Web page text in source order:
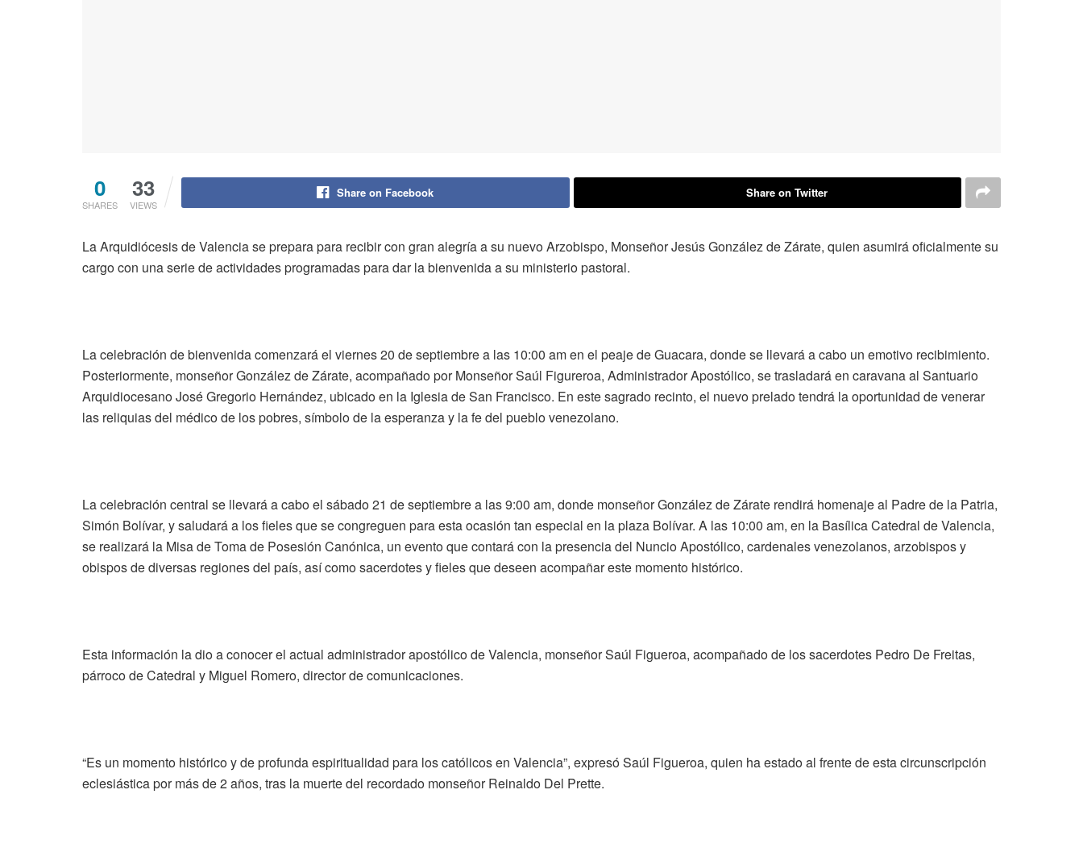
0
SHARES
33
VIEWS
Share on Facebook Share on Twitter
La Arquidiócesis de Valencia se prepara para recibir con gran alegría a su nuevo Arzobispo, Monseñor Jesús González de Zárate, quien asumirá oficialmente su
cargo con una serie de actividades programadas para dar la bienvenida a su ministerio pastoral.
La celebración de bienvenida comenzará el viernes 20 de septiembre a las 10:00 am en el peaje de Guacara, donde se llevará a cabo un emotivo recibimiento.
Posteriormente, monseñor González de Zárate, acompañado por Monseñor Saúl Figureroa, Administrador Apostólico, se trasladará en caravana al Santuario
Arquidiocesano José Gregorio Hernández, ubicado en la Iglesia de San Francisco. En este sagrado recinto, el nuevo prelado tendrá la oportunidad de venerar
las reliquias del médico de los pobres, símbolo de la esperanza y la fe del pueblo venezolano.
La celebración central se llevará a cabo el sábado 21 de septiembre a las 9:00 am, donde monseñor González de Zárate rendirá homenaje al Padre de la Patria,
Simón Bolívar, y saludará a los fieles que se congreguen para esta ocasión tan especial en la plaza Bolívar. A las 10:00 am, en la Basílica Catedral de Valencia,
se realizará la Misa de Toma de Posesión Canónica, un evento que contará con la presencia del Nuncio Apostólico, cardenales venezolanos, arzobispos y
obispos de diversas regiones del país, así como sacerdotes y fieles que deseen acompañar este momento histórico.
Esta información la dio a conocer el actual administrador apostólico de Valencia, monseñor Saúl Figueroa, acompañado de los sacerdotes Pedro De Freitas,
párroco de Catedral y Miguel Romero, director de comunicaciones.
“Es un momento histórico y de profunda espiritualidad para los católicos en Valencia”, expresó Saúl Figueroa, quien ha estado al frente de esta circunscripción
eclesiástica por más de 2 años, tras la muerte del recordado monseñor Reinaldo Del Prette.